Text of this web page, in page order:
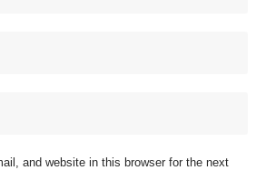
and website in this browser for the next